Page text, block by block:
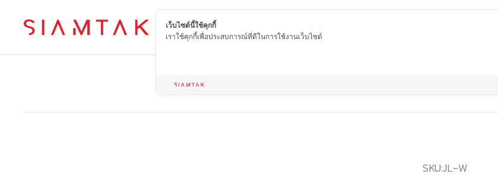
TH
SKU:JL-W
เว็บไซต์นี้ใช้คุกกี้
เราใช้คุกกี้เพื่อประสบการณ์ที่ดีในการใช้งานเว็บไซต์